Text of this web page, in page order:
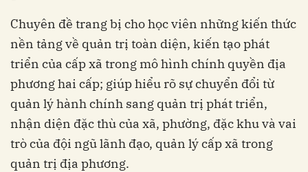
Chuyên đề trang bị cho học viên những kiến thức
nền tảng về quản trị toàn diện, kiến tạo phát
triển của cấp xã trong mô hình chính quyền địa
phương hai cấp; giúp hiểu rõ sự chuyển đổi từ
quản lý hành chính sang quản trị phát triển,
nhận diện đặc thù của xã, phường, đặc khu và vai
trò của đội ngũ lãnh đạo, quản lý cấp xã trong
quản trị địa phương.